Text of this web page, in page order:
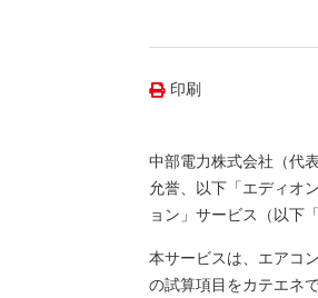
印刷
中部電力株式会社（代
允誉、以下「エディオ
ョン」サービス（以下
本サービスは、エアコ
の試算項目をカテエネ